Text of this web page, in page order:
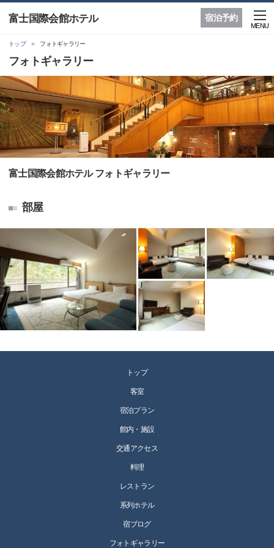
宿泊予約
富士国際会館ホテル
MENU
トップ フォトギャラリー
フォトギャラリー
富士国際会館ホテル フォトギャラリー
部屋
トップ
客室
宿泊プラン
館内・施設
交通アクセス
料理
レストラン
系列ホテル
宿ブログ
フォトギャラリー